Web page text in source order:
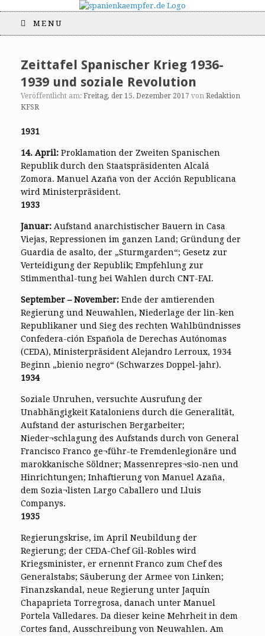
MENU
Zeittafel Spanischer Krieg 1936-
1939 und soziale Revolution
Veröffentlicht am: Freitag, der 15. Dezember 2017 von Redaktion
KFSR
1931
14. April: Proklamation der Zweiten Spanischen
Republik durch den Staatspräsidenten Alcalá
Zomora. Manuel Azaña von der Acción Republicana
wird Ministerpräsident.
1933
Januar: Aufstand anarchistischer Bauern in Casa
Viejas, Repressionen im ganzen Land; Gründung der
Guardia de asalto, der „Sturmgarden“; Gesetz zur
Verteidigung der Republik; Empfehlung zur
Stimmenthal-tung bei Wahlen durch CNT-FAI.
September – November: Ende der amtierenden
Regierung und Neuwahlen, Niederlage der lin-ken
Republikaner und Sieg des rechten Wahlbündnisses
Confedera-ción Española de Derechas Autónomas
(CEDA), Ministerpräsident Alejandro Lerroux, 1934
Beginn „bienio negro“ (Schwarzes Doppel-jahr).
1934
Soziale Unruhen, versuchte Ausrufung der
Unabhängigkeit Kataloniens durch die Generalität,
Aufstand der asturischen Bergarbeiter;
Nieder¬schlagung des Aufstands durch von General
Francisco Franco ge¬führ-te Fremdenlegionäre und
marokkanische Söldner; Massenrepres¬sio-nen und
Hinrichtungen; Inhaftierung von Manuel Azaña,
dem Sozia¬listen Largo Caballero und Lluis
Companys.
1935
Regierungskrise, im April Neubildung der
Regierung; der CEDA-Chef Gil-Robles wird
Kriegsminister, er ernennt Franco zum Chef des
Generalstabs; Säuberung der Armee von Linken;
Finanzskandal, neue Regierung unter Jaquín
Chapaprieta Torregrosa, danach unter Manuel
Portela Valledares. Da dieser keine Mehrheit in dem
Cortes fand, Ausschreibung von Neuwahlen. Am